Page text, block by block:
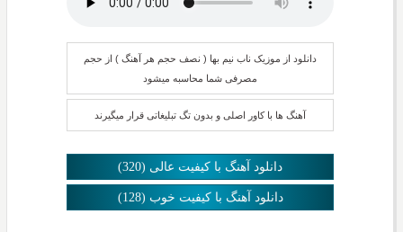
دانلود از موزیک ناب نیم بها ( نصف حجم هر آهنگ ) از حجم
مصرفی شما محاسبه میشود
آهنگ ها با کاور اصلی و بدون تگ تبلیغاتی قرار میگیرند
دانلود آهنگ با کیفیت عالی (320)
دانلود آهنگ با کیفیت خوب (128)